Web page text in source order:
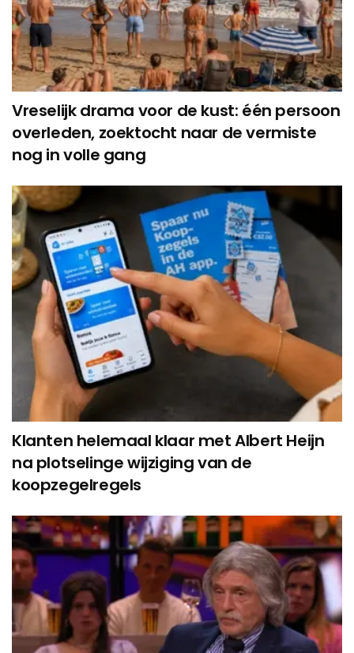
Vreselijk drama voor de kust: één persoon
overleden, zoektocht naar de vermiste
nog in volle gang
Klanten helemaal klaar met Albert Heijn
na plotselinge wijziging van de
koopzegelregels